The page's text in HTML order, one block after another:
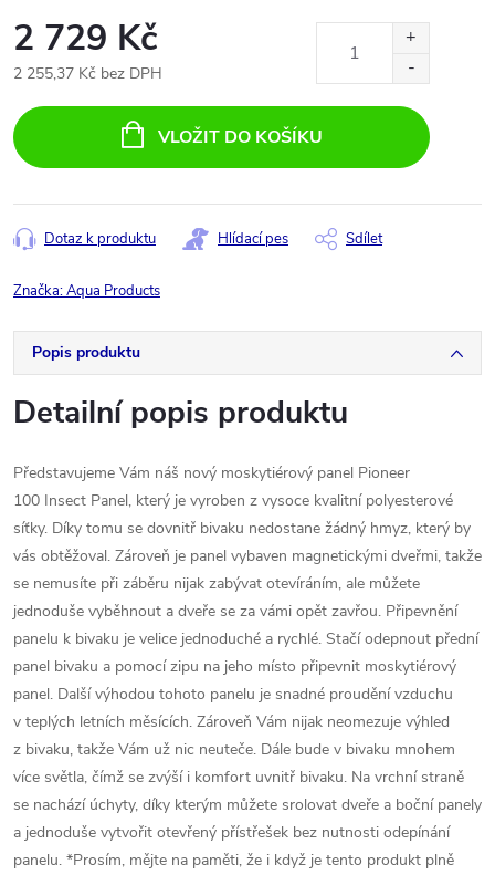
2 729 Kč
2 255,37 Kč bez DPH
cena:
VLOŽIT DO KOŠÍKU
Dotaz k produktu Hlídací pes Sdílet
Značka:Aqua Products
Popis produktu
Detailní popis produktu
Představujeme Vám náš nový moskytiérový panel Pioneer
100 Insect Panel, který je vyroben z vysoce kvalitní polyesterové
síťky. Díky tomu se dovnitř bivaku nedostane žádný hmyz, který by
vás obtěžoval. Zároveň je panel vybaven magnetickými dveřmi, takže
se nemusíte při záběru nijak zabývat otevíráním, ale můžete
jednoduše vyběhnout a dveře se za vámi opět zavřou. Připevnění
panelu k bivaku je velice jednoduché a rychlé. Stačí odepnout přední
panel bivaku a pomocí zipu na jeho místo připevnit moskytiérový
panel. Další výhodou tohoto panelu je snadné proudění vzduchu
v teplých letních měsících. Zároveň Vám nijak neomezuje výhled
z bivaku, takže Vám už nic neuteče. Dále bude v bivaku mnohem
více světla, čímž se zvýší i komfort uvnitř bivaku. Na vrchní straně
se nachází úchyty, díky kterým můžete srolovat dveře a boční panely
a jednoduše vytvořit otevřený přístřešek bez nutnosti odepínání
panelu. *Prosím, mějte na paměti, že i když je tento produkt plně